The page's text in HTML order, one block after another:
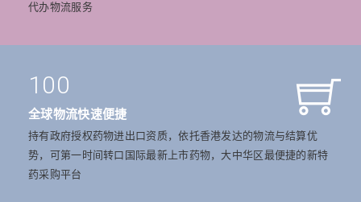
代办物流服务
100
全球物流快速便捷
持有政府授权药物进出口资质，依托香港发达的物流与结算优
势，可第一时间转口国际最新上市药物，大中华区最便捷的新特
药采购平台